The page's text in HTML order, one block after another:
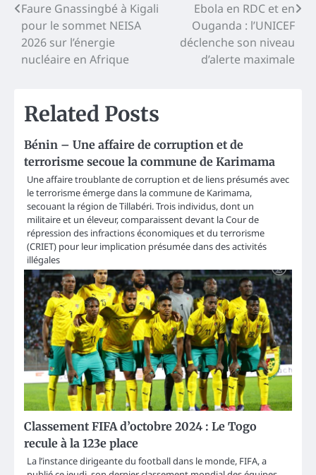
Post
navigation
Faure Gnassingbé à Kigali
pour le sommet NEISA
2026 sur l’énergie
nucléaire en Afrique
Ebola en RDC et en
Ouganda : l’UNICEF
déclenche son niveau
d’alerte maximale
Related Posts
Bénin – Une affaire de corruption et de
terrorisme secoue la commune de Karimama
Une affaire troublante de corruption et de liens présumés avec
le terrorisme émerge dans la commune de Karimama,
secouant la région de Tillabéri. Trois individus, dont un
militaire et un éleveur, comparaissent devant la Cour de
répression des infractions économiques et du terrorisme
(CRIET) pour leur implication présumée dans des activités
illégales
Classement FIFA d’octobre 2024 : Le Togo
recule à la 123e place
La l’instance dirigeante du football dans le monde, FIFA, a